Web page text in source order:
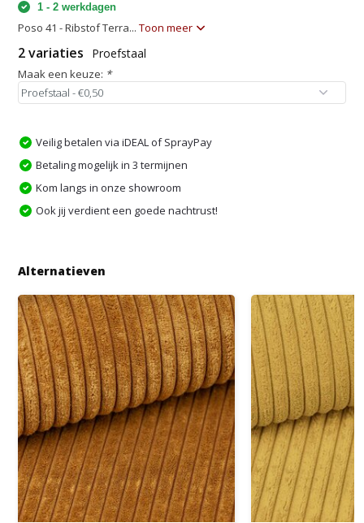
1 - 2 werkdagen
Poso 41 - Ribstof Terra...Toon meer
2 variaties Proefstaal
Maak een keuze: *
Veilig betalen via iDEAL of SprayPay
Betaling mogelijk in 3 termijnen
Kom langs in onze showroom
Ook jij verdient een goede nachtrust!
Alternatieven